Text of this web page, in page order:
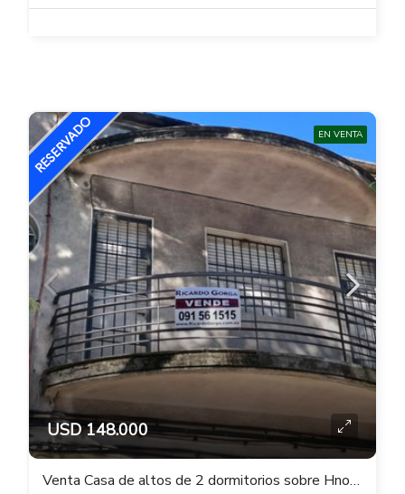
EN VENTA
USD 148.000
Venta Casa de altos de 2 dormitorios sobre Hnos Gil con gran terraza en PRADO